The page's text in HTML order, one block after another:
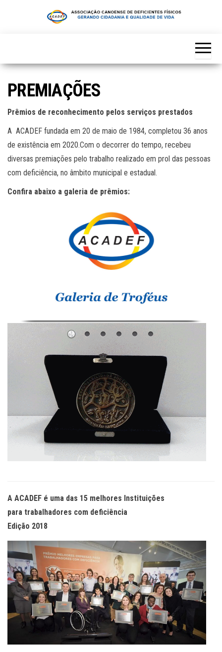
PREMIAÇÕES
Prêmios de reconhecimento pelos serviços prestados
A ACADEF fundada em 20 de maio de 1984, completou 36 anos
de existência em 2020.Com o decorrer do tempo, recebeu
diversas premiações pelo trabalho realizado em prol das pessoas
com deficiência, no âmbito municipal e estadual.
Confira abaixo a galeria de prêmios:
A ACADEF é uma das 15 melhores Instituições
para trabalhadores com deficiência
Edição 2018